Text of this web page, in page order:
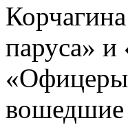
паруса»
вошедшие